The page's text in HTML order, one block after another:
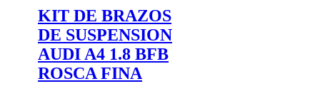
wishlist
KIT DE BRAZOS
DE SUSPENSION
AUDI A4 1.8 BFB
ROSCA FINA